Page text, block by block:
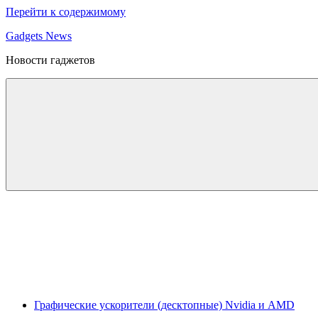
Перейти к содержимому
Gadgets News
Новости гаджетов
Графические ускорители (десктопные) Nvidia и AMD